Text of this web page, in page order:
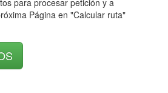
para procesar petición y a
Página en "Calcular ruta"